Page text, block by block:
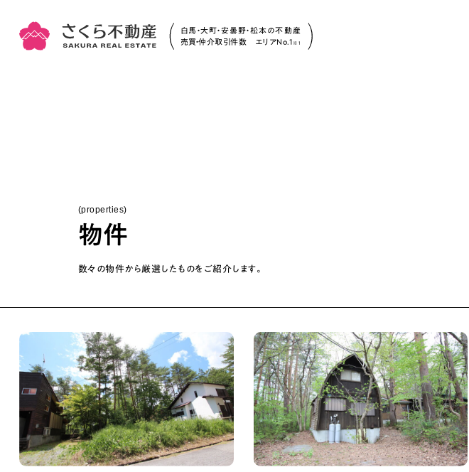
白馬・大町・安曇野・松本の不動産
売買・仲介取引件数 エリアNo.1 ※1
(properties)
物件
数々の物件から厳選したものをご紹介します。